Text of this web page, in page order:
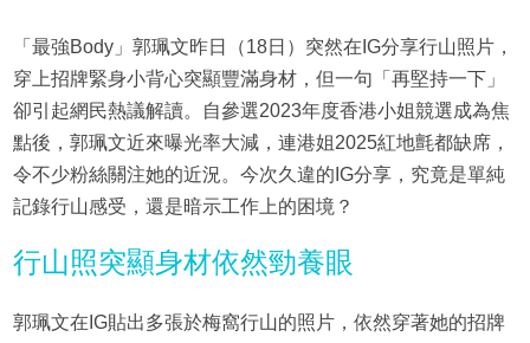
「最強Body」郭珮文昨日（18日）突然在IG分享行山照片，
穿上招牌緊身小背心突顯豐滿身材，但一句「再堅持一下」
卻引起網民熱議解讀。自參選2023年度香港小姐競選成為焦
點後，郭珮文近來曝光率大減，連港姐2025紅地氈都缺席，
令不少粉絲關注她的近況。今次久違的IG分享，究竟是單純
記錄行山感受，還是暗示工作上的困境？
行山照突顯身材依然勁養眼
郭珮文在IG貼出多張於梅窩行山的照片，依然穿著她的招牌